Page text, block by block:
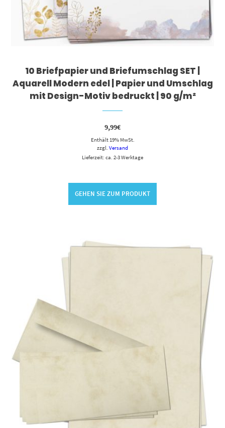
10 Briefpapier und Briefumschlag SET |
Aquarell Modern edel | Papier und Umschlag
mit Design-Motiv bedruckt | 90 g/m²
9,99€
Enthält 19% MwSt.
zzgl. Versand
Lieferzeit: ca. 2-3 Werktage
GEHEN SIE ZUM PRODUKT